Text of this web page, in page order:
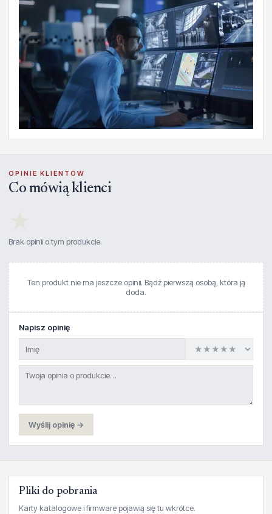
OPINIE KLIENTÓW
Co mówią klienci
Brak opinii o tym produkcie.
Ten produkt nie ma jeszcze opinii. Bądź pierwszą osobą, która ją
doda.
Napisz opinię
Wyślij opinię →
Pliki do pobrania
Karty katalogowe i firmware pojawią się tu wkrótce.